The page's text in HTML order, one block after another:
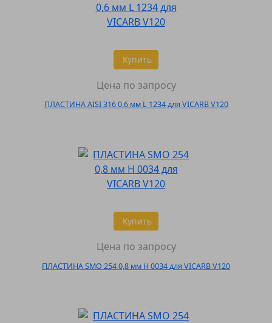
Купить
Цена по запросу
ПЛАСТИНА AISI 316 0,6 мм L 1234 для VICARB V120
Купить
Цена по запросу
ПЛАСТИНА SMO 254 0,8 мм H 0034 для VICARB V120